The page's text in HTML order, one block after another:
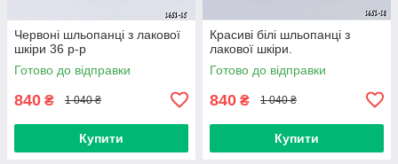
Червоні шльопанці з лакової
шкіри 36 р-р
Готово до відправки
840 ₴ 1 040 ₴
Купити
Красиві білі шльопанці з
лакової шкіри.
Готово до відправки
840 ₴ 1 040 ₴
Купити